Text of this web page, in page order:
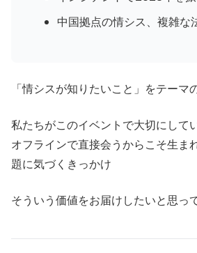
中国拠点の情シス、複雑な
「情シスが知りたいこと」をテー
私たちがこのイベントで大切にして
オフラインで直接会うからこそ生ま
題に気づくきっかけ
そういう価値をお届けしたいと思っ